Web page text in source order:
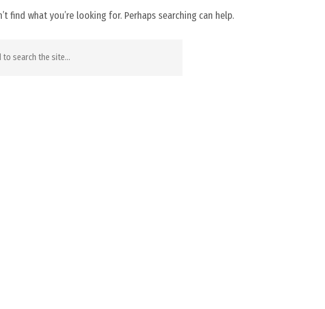
find what you’re looking for. Perhaps searching can help.